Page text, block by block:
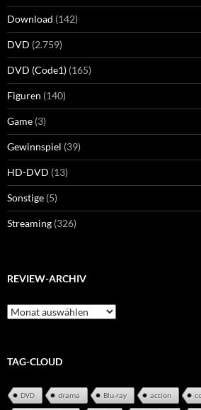
Download (142)
DVD (2.759)
DVD (Code1) (165)
Figuren (140)
Game (3)
Gewinnspiel (39)
HD-DVD (13)
Sonstige (5)
Streaming (326)
REVIEW-ARCHIV
Review-
Archiv
TAG-CLOUD
DVD drama Blu-ray action